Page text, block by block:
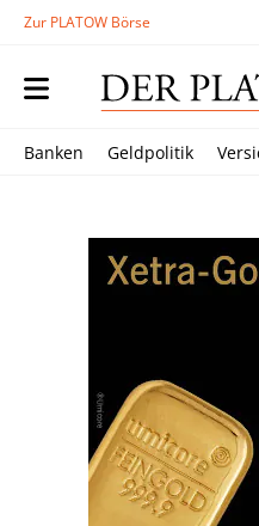
Zur PLATOW Börse
Banken Geldpolitik